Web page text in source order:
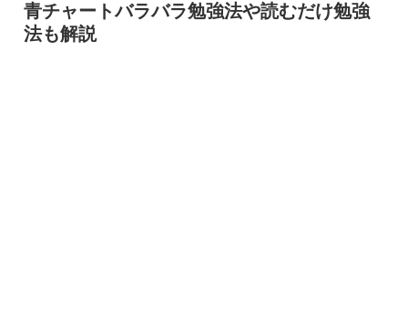
青チャートバラバラ勉強法や読むだけ勉強
法も解説